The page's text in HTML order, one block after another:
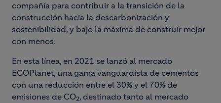
compañía para contribuir a la transición de la
construcción hacia la descarbonización y
sostenibilidad, y bajo la máxima de construir mejor
con menos.
En esta línea, en 2021 se lanzó al mercado
ECOPlanet, una gama vanguardista de cementos
con una reducción entre el 30% y el 70% de
emisiones de CO2, destinado tanto al mercado